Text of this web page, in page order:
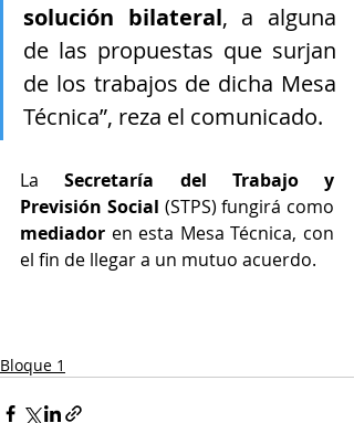
solución bilateral, a alguna
de las propuestas que surjan
de los trabajos de dicha Mesa
Técnica”, reza el comunicado.
La Secretaría del Trabajo y
Previsión Social
mediador en esta Mesa Técnica, con
el fin de llegar a un mutuo acuerdo.
Bloque 1